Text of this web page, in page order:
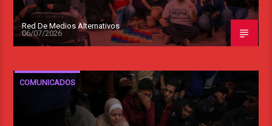
Red De Medios Alternativos
06/07/2026
COMUNICADOS